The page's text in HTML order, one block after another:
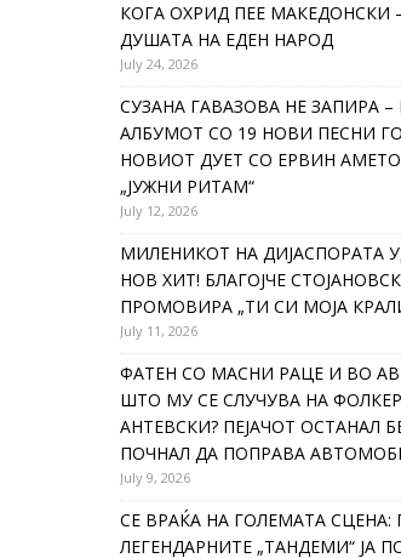
КОГА ОХРИД ПЕЕ МАКЕДОНСКИ
ДУШАТА НА ЕДЕН НАРОД
July 24, 2026
СУЗАНА ГАВАЗОВА НЕ ЗАПИРА –
АЛБУМОТ СО 19 НОВИ ПЕСНИ
НОВИОТ ДУЕТ СО ЕРВИН
„ЈУЖНИ РИТАМ“
July 12, 2026
МИЛЕНИКОТ НА ДИЈАСПОРАТА
НОВ ХИТ! БЛАГОЈЧЕ
ПРОМОВИРА „ТИ СИ МОЈА
July 11, 2026
ФАТЕН СО МАСНИ РАЦЕ И ВО
ШТО МУ СЕ СЛУЧУВА НА
АНТЕВСКИ? ПЕЈАЧОТ ОСТАНАЛ
ПОЧНАЛ ДА ПОПРАВА
July 9, 2026
СЕ ВРАЌА НА ГОЛЕМАТА СЦЕНА:
ЛЕГЕНДАРНИТЕ „ТАНДЕМИ“ ЈА